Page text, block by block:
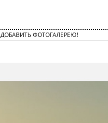
ДОБАВИТЬ ФОТОГАЛЕРЕЮ!